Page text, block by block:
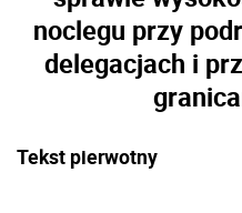
noclegu przy
delegacjach i
Tekst pierwotny